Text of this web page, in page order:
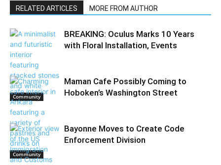
RELATED ARTICLES MORE FROM AUTHOR
Community
BREAKING: Oculus Marks 10 Years
with Floral Installation, Events
Community
Maman Cafe Possibly Coming to
Hoboken’s Washington Street
Bayonne Moves to Create Code
Enforcement Division